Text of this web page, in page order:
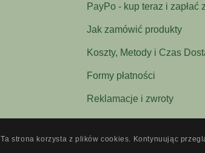
PayPo - kup teraz i zapłać
Jak zamówić produkty
Koszty, Metody i Czas
Formy płatności
Reklamacje i zwroty
Ta strona korzysta z plików cookies. Kontynuując